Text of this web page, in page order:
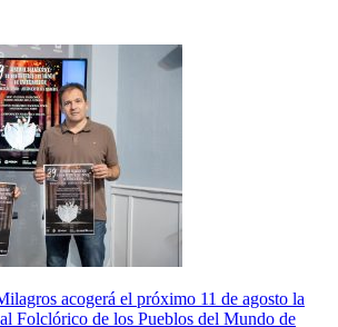
acogerá el próximo 11 de agosto la
Folclórico de los Pueblos del Mundo de